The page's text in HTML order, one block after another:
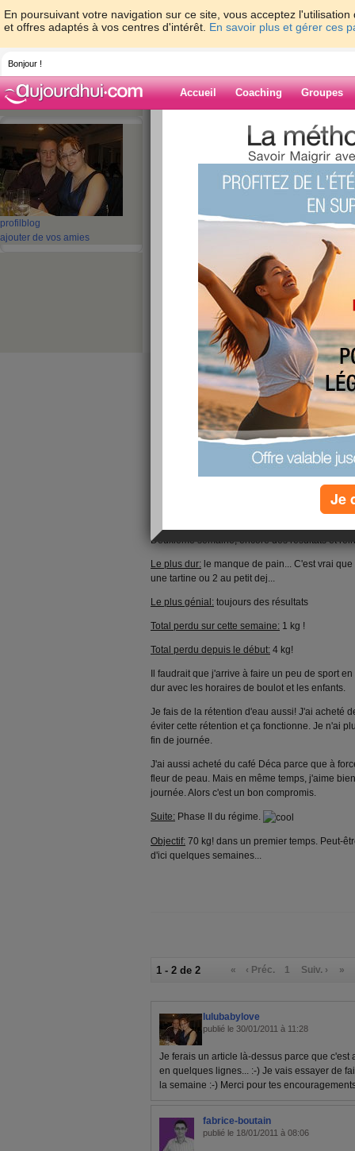
En poursuivant votre navigation sur ce site, vous acceptez
et offres adaptés à vos centres d'intérêt. En savoir plus et gérer ces
Bonjour !
Accueil Coaching Groupes
profil blog
ajouter de vos amies
> lulubabylove >
Blog de
Résultats 2eme
Deuxième semaine, encore des résultats et
Le plus dur: le manque de pain... C'est vrai
une tartine ou 2 au petit dej...
Le plus génial: toujours des résultats
Total perdu sur cette semaine: 1 kg !
Total perdu depuis le début: 4 kg!
Il faudrait que j'arrive à faire un peu de sport
dur avec les horaires de boulot et les enfants.
Je fais de la rétention d'eau aussi! J'ai acheté
éviter cette rétention et ça fonctionne. Je n'ai
fin de journée.
J'ai aussi acheté du café Déca parce que à
fleur de peau. Mais en même temps, j'aime
journée. Alors c'est un bon compromis.
Suite: Phase II du régime.
Objectif: 70 kg! dans un premier temps. Peut-
d'ici quelques semaines...
1 - 2 de 2 « ‹ Préc. 1 Suiv. › »
lulubabylove
publié le 30/01/2011 à 11:28
Je ferais un article là-dessus parce que
en quelques lignes... :-) Je vais essayer de
la semaine :-) Merci pour tes
fabrice-boutain
publié le 18/01/2011 à 08:06
Je